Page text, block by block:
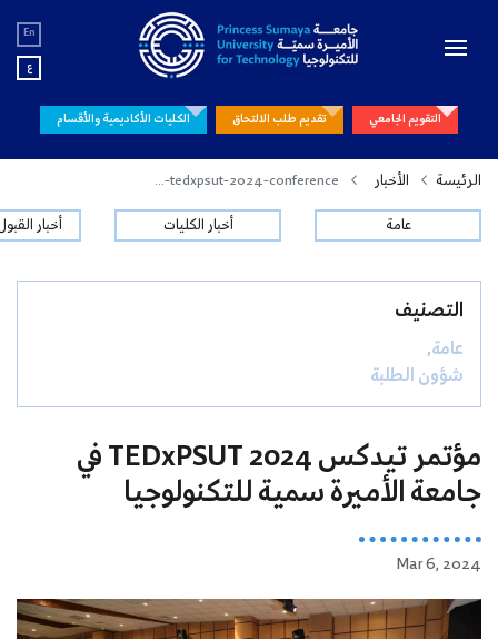
En
ع
التقويم الجامعي تقديم طلب الالتحاق الكليات الأكاديمية والأقسام
الرئيسة الأخبار
عامة أخبار الكليات أخبار
التصنيف
عامة,
شؤون الطلبة
مؤتمر تيدكس TEDxPSUT 2024 في
جامعة الأميرة سمية للتكنولوجيا
Mar 6, 2024